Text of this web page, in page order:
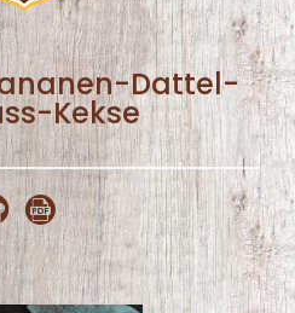
Dattel-
Kekse